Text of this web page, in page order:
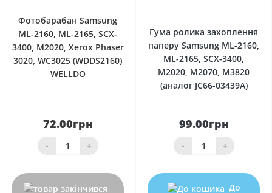
Фотобарабан Samsung
ML-2160, ML-2165, SCX-
3400, M2020, Xerox Phaser
3020, WC3025 (WDDS2160)
WELLDO
72.00грн
- +
Гума ролика захоплення
паперу Samsung ML-2160,
ML-2165, SCX-3400,
M2020, M2070, M3820
(аналог JC66-03439A)
99.00грн
- +
До